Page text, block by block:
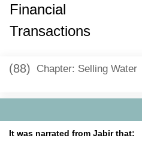
Financial
Transactions
(88) Chapter: Selling Water
It was narrated from Jabir that: